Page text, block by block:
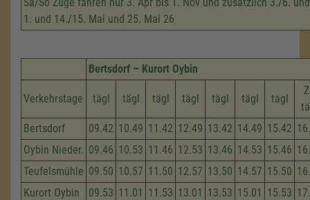
1. und 14./15. Mai und 25. Mai 26
Bertsdorf – Kurort Oybin
Verkehrstage tägl tägl tägl tägl tägl tägl tägl
Bertsdorf
09.42 10.49 11.42 12.49 13.42 14.49 15.42
Oybin Nieder. 09.46 10.53 11.46 12.53 13.46 14.53 15.46
Teufelsmühle 09.50 10.57 11.50 12.57 13.50 14.57 15.50
Kurort Oybin
09.53 11.01 11.53 13.01 13.53 15.01 15.53